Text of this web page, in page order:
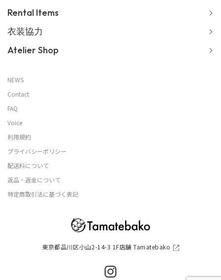
東京都品川区小山2-14-3 1F店舗 Tamatebako
Rental Items
衣装協力
Atelier Shop
NEWS
Contact
FAQ
Voice
利用規約
プライバシーポリシー
配送料について
返品・返金について
特定商取引法に基づく表記